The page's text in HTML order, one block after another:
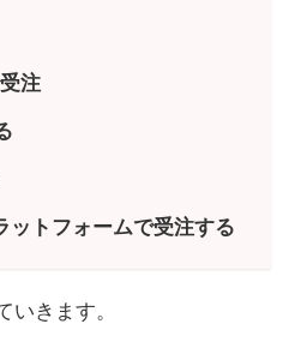
注
トフォームで受注する
きます。